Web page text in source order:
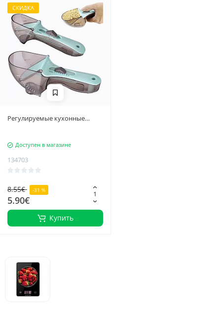
СКИДКА
Регулируемые кухонные
Доступен в магазине
134703
8.55€ -31 %
5.90€
Купить